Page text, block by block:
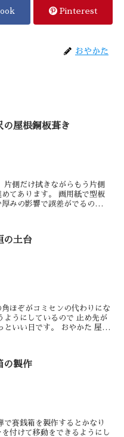
Pinterest
おやかた
の屋根銅板葺き
側だけ拭きながらもう片側
てあります。 画用紙で型板
みの影響で誤差がでるので
の土台
ほぞがコミセンの代わりにな
ようにしているので 止め先が
といい日です。 おやかた 屋根
の製作
賽銭箱を製作するとかなり
付けて移動をできるようにし